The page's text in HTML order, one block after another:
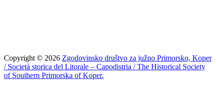
Copyright © 2026 Zgodovinsko društvo za južno Primorsko, Koper
/ Società storica del Litorale – Capodistria / The Historical Society
of Southern Primorska of Koper.